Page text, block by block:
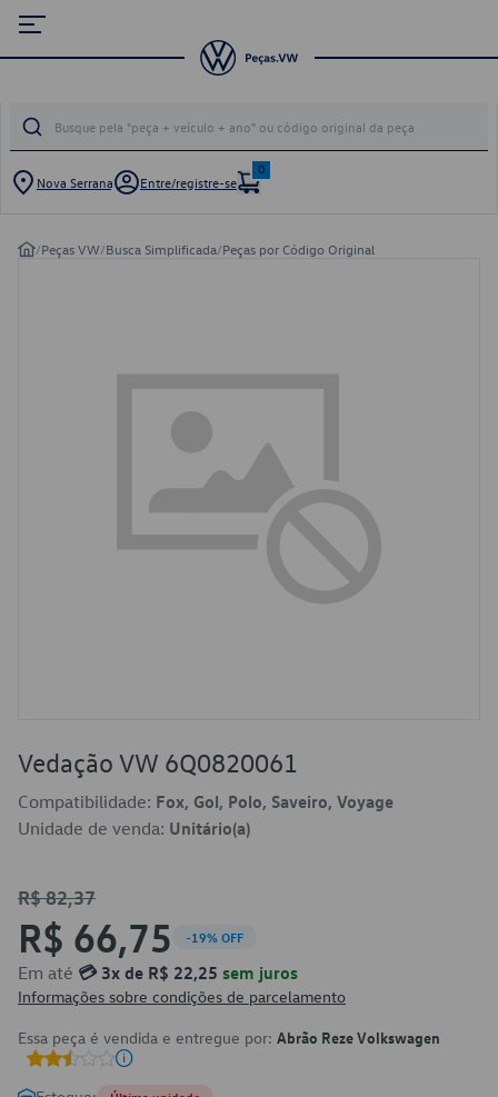
Nova Serrana Entre/registre-se
0
/Peças VW/Busca Simplificada/Peças por Código Original
Vedação VW 6Q0820061
Compatibilidade: Fox, Gol, Polo, Saveiro, Voyage
Unidade de venda: Unitário(a)
R$ 82,37
R$ 66,75 -19% OFF
Em até 💳 3x de R$ 22,25 sem juros
Informações sobre condições de parcelamento
Essa peça é vendida e entregue por: Abrão Reze Volkswagen